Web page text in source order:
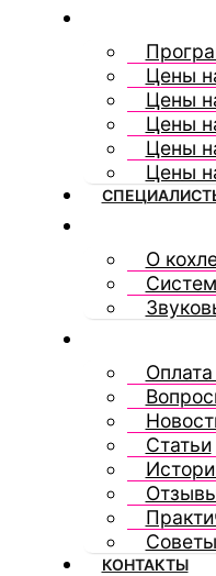
Цены
Цены
Цены
Цены
Цены
О
Статьи
КОНТАКТЫ